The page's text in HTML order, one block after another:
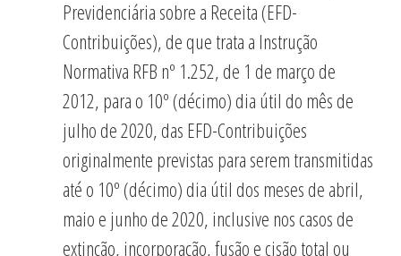
Previdenciária sobre a Receita (EFD-
Contribuições), de que trata a Instrução
Normativa RFB nº 1.252, de 1 de março de
2012, para o 10º (décimo) dia útil do mês de
julho de 2020, das EFD-Contribuições
originalmente previstas para serem transmitidas
até o 10º (décimo) dia útil dos meses de abril,
maio e junho de 2020, inclusive nos casos de
extinção, incorporação, fusão e cisão total ou